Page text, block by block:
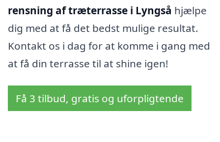
rensning af træterrasse i Lyngså hjælpe
dig med at få det bedst mulige resultat.
Kontakt os i dag for at komme i gang med
at få din terrasse til at shine igen!
Få 3 tilbud, gratis og uforpligtende